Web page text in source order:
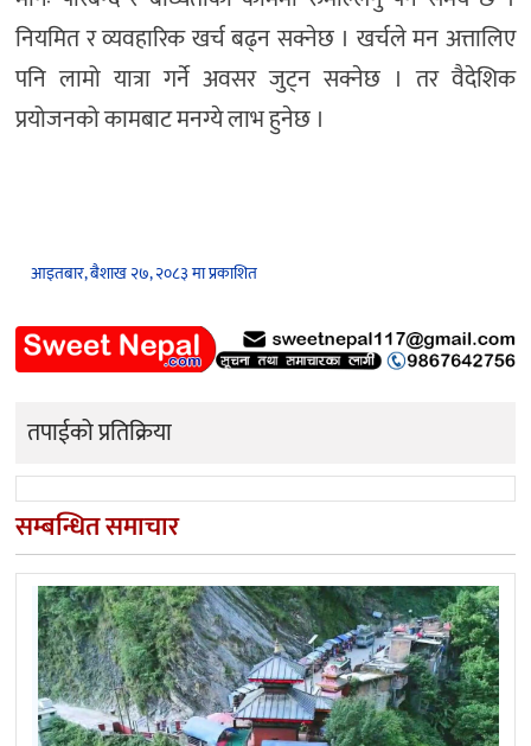
नियमित र व्यवहारिक खर्च बढ्न सक्नेछ । खर्चले मन अत्तालिए
पनि लामो यात्रा गर्ने अवसर जुट्न सक्नेछ । तर वैदेशिक
प्रयोजनको कामबाट मनग्ये लाभ हुनेछ ।
आइतबार, बैशाख २७, २०८३ मा प्रकाशित
तपाईको प्रतिक्रिया
सम्बन्धित समाचार